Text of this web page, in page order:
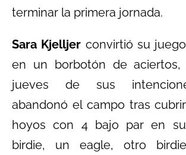
terminar la primera jornada.
Sara Kjelljer convirtió su
en un borbotón de aciertos,
jueves de sus
abandonó el campo tras
hoyos con 4 bajo par en
birdie, un eagle, otro